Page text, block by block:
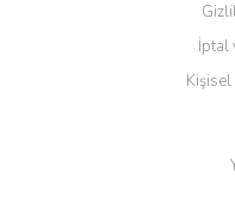
İptal
Kişisel